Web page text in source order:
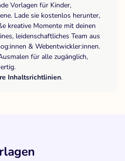
Vorlagen für Kinder,
Lade sie kostenlos herunter,
kreative Momente mit deinen
leidenschaftliches Team aus
& Webentwickler:innen.
für alle zugänglich,
Inhaltsrichtlinien.